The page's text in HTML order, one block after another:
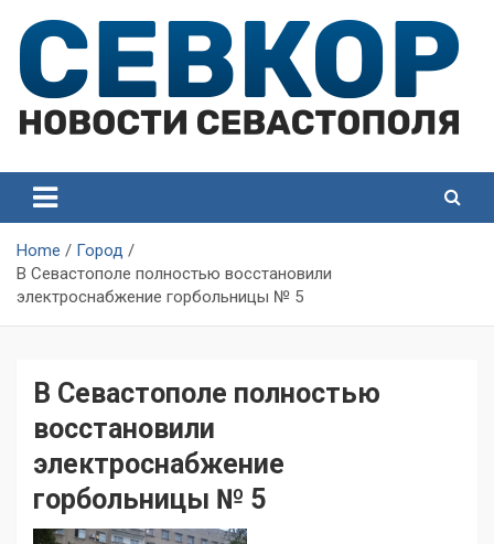
content
Севастополя
Севастополя
Home
Город
В Севастополе полностью восстановили
электроснабжение горбольницы № 5
В Севастополе полностью
восстановили
электроснабжение
горбольницы № 5